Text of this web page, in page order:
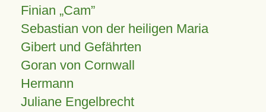
Finian Cam
Sebastian von der heiligen Maria
Gibert und Gefährten
Goran von Cornwall
Hermann
Juliane Engelbrecht